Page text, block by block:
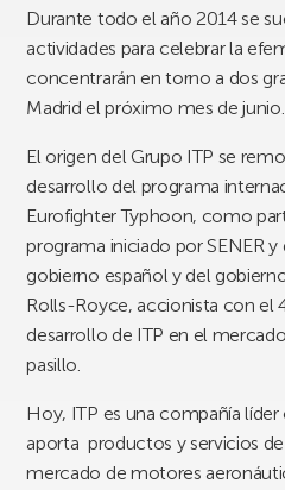
Durante todo el año 2014 se
actividades para celebrar la
concentrarán en torno a dos
Madrid el próximo mes de junio.
El origen del Grupo ITP se
desarrollo del programa
Eurofighter Typhoon, como
programa iniciado por SENER
gobierno español y del
Rolls-Royce, accionista con el
desarrollo de ITP en el
pasillo.
Hoy, ITP es una compañía
aporta productos y servicios
mercado de motores